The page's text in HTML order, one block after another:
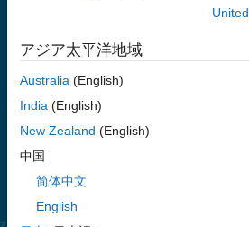
用したり、確立分布をデータにあてはめ
可能です。回帰および分類アルゴリズム
学習 (AutoML) を使用したプログラムで
測モデルを作成できます。
クスで、主成分分析 (PCA)、正則化、次
提供されており、予測精度を最大限に高
アジア太平洋地域
Australia (English)
India (English)
New Zealand (English)
中国
简体中文
English